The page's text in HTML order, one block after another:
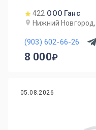
422 ООО Ганс
Нижний
(903) 602-66-26
8 000
05.08.2026